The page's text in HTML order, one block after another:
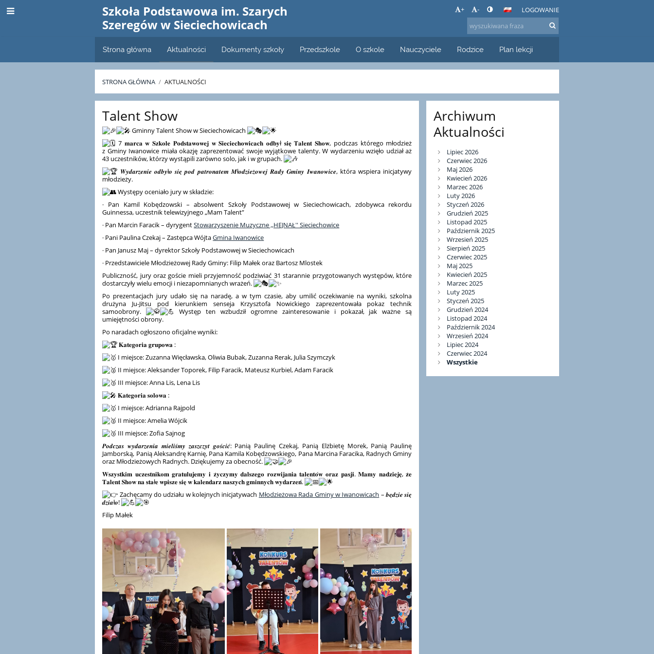
Szkoła Podstawowa im. Szarych
Szeregów w Sieciechowicach
+ - LOGOWANIE
Strona główna Aktualności Dokumenty szkoły Przedszkole O szkole Nauczyciele Rodzice Plan lekcji
STRONA GŁÓWNA / AKTUALNOŚCI
Aktualności
Talent Show
Gminny Talent Show w Sieciechowicach
7 𝐦𝐚𝐫𝐜𝐚 𝐰 𝐒𝐳𝐤𝐨𝐥𝐞 𝐏𝐨𝐝𝐬𝐭𝐚𝐰𝐨𝐰𝐞𝐣 𝐰 𝐒𝐢𝐞𝐜𝐢𝐞𝐜𝐡𝐨𝐰𝐢𝐜𝐚𝐜𝐡 𝐨𝐝𝐛𝐲ł 𝐬𝐢𝐞̨ 𝐓𝐚𝐥𝐞𝐧𝐭 𝐒𝐡𝐨𝐰, podczas którego młodzież
z Gminy Iwanowice miała okazję zaprezentować swoje wyjątkowe talenty. W wydarzeniu wzięło udział aż
43 uczestników, którzy wystąpili zarówno solo, jak i w grupach.
𝑾𝒚𝒅𝒂𝒓𝒛𝒆𝒏𝒊𝒆 𝒐𝒅𝒃𝒚ł𝒐 𝒔𝒊𝒆̨ 𝒑𝒐𝒅 𝒑𝒂𝒕𝒓𝒐𝒏𝒂𝒕𝒆𝒎 𝑴ł𝒐𝒅𝒛𝒊𝒆𝒛̇𝒐𝒘𝒆𝒋 𝑹𝒂𝒅𝒚 𝑮𝒎𝒊𝒏𝒚 𝑰𝒘𝒂𝒏𝒐𝒘𝒊𝒄𝒆, która wspiera inicjatywy
młodzieży.
Występy oceniało jury w składzie:
· Pan Kamil Kobędzowski – absolwent Szkoły Podstawowej w Sieciechowicach, zdobywca rekordu
Guinnessa, uczestnik telewizyjnego „Mam Talent”
· Pan Marcin Faracik – dyrygentStowarzyszenie Muzyczne ,,HEJNAŁ'' Sieciechowice
· Pani Paulina Czekaj – Zastępca WójtaGmina Iwanowice
· Pan Janusz Maj – dyrektor Szkoły Podstawowej w Sieciechowicach
· Przedstawiciele Młodzieżowej Rady Gminy: Filip Małek oraz Bartosz Mlostek
Publiczność, jury oraz goście mieli przyjemność podziwiać 31 starannie przygotowanych występów, które
dostarczyły wielu emocji i niezapomnianych wrażeń.
Po prezentacjach jury udało się na naradę, a w tym czasie, aby umilić oczekiwanie na wyniki, szkolna
drużyna Ju-Jitsu pod kierunkiem senseja Krzysztofa Nowickiego zaprezentowała pokaz technik
samoobrony.
Występ ten wzbudził ogromne zainteresowanie i pokazał, jak ważne są
umiejętności obrony.
Po naradach ogłoszono oficjalne wyniki:
𝐊𝐚𝐭𝐞𝐠𝐨𝐫𝐢𝐚 𝐠𝐫𝐮𝐩𝐨𝐰𝐚 :
I miejsce: Zuzanna Więcławska, Oliwia Bubak, Zuzanna Rerak, Julia Szymczyk
II miejsce: Aleksander Toporek, Filip Faracik, Mateusz Kurbiel, Adam Faracik
III miejsce: Anna Lis, Lena Lis
𝐊𝐚𝐭𝐞𝐠𝐨𝐫𝐢𝐚 𝐬𝐨𝐥𝐨𝐰𝐚 :
I miejsce: Adrianna Rajpold
II miejsce: Amelia Wójcik
III miejsce: Zofia Sajnog
𝑷𝒐𝒅𝒄𝒛𝒂𝒔 𝒘𝒚𝒅𝒂𝒓𝒛𝒆𝒏𝒊𝒂 𝒎𝒊𝒆𝒍𝒊𝒔́𝒎𝒚 𝒛𝒂𝒔𝒛𝒄𝒛𝒚𝒕 𝒈𝒐𝒔́𝒄𝒊𝒄́: Panią Paulinę Czekaj, Panią Elżbietę Morek, Panią Paulinę
Jamborską, Panią Aleksandrę Karnię, Pana Kamila Kobędzowskiego, Pana Marcina Faracika, Radnych Gminy
oraz Młodzieżowych Radnych. Dziękujemy za obecność.
𝐖𝐬𝐳𝐲𝐬𝐭𝐤𝐢𝐦 𝐮𝐜𝐳𝐞𝐬𝐭𝐧𝐢𝐤𝐨𝐦 𝐠𝐫𝐚𝐭𝐮𝐥𝐮𝐣𝐞𝐦𝐲 𝐢 𝐳̇𝐲𝐜𝐳𝐲𝐦𝐲 𝐝𝐚𝐥𝐬𝐳𝐞𝐠𝐨 𝐫𝐨𝐳𝐰𝐢𝐣𝐚𝐧𝐢𝐚 𝐭𝐚𝐥𝐞𝐧𝐭𝐨́𝐰 𝐨𝐫𝐚𝐳 𝐩𝐚𝐬𝐣𝐢. 𝐌𝐚𝐦𝐲 𝐧𝐚𝐝𝐳𝐢𝐞𝐣𝐞̨, 𝐳̇𝐞
𝐓𝐚𝐥𝐞𝐧𝐭 𝐒𝐡𝐨𝐰 𝐧𝐚 𝐬𝐭𝐚ł𝐞 𝐰𝐩𝐢𝐬𝐳𝐞 𝐬𝐢𝐞̨ 𝐰 𝐤𝐚𝐥𝐞𝐧𝐝𝐚𝐫𝐳 𝐧𝐚𝐬𝐳𝐲𝐜𝐡 𝐠𝐦𝐢𝐧𝐧𝐲𝐜𝐡 𝐰𝐲𝐝𝐚𝐫𝐳𝐞𝐧́.
Zachęcamy do udziału w kolejnych inicjatywach Młodzieżowa Rada Gminy w Iwanowicach – 𝒃𝒆̨𝒅𝒛𝒊𝒆 𝒔𝒊𝒆̨
𝒅𝒛𝒊𝒂ł𝒐!
Filip Małek
Archiwum
Aktualności
Lipiec 2026
Czerwiec 2026
Maj 2026
Kwiecień 2026
Marzec 2026
Luty 2026
Styczeń 2026
Grudzień 2025
Listopad 2025
Październik 2025
Wrzesień 2025
Sierpień 2025
Czerwiec 2025
Maj 2025
Kwiecień 2025
Marzec 2025
Luty 2025
Styczeń 2025
Grudzień 2024
Listopad 2024
Październik 2024
Wrzesień 2024
Lipiec 2024
Czerwiec 2024
Wszystkie